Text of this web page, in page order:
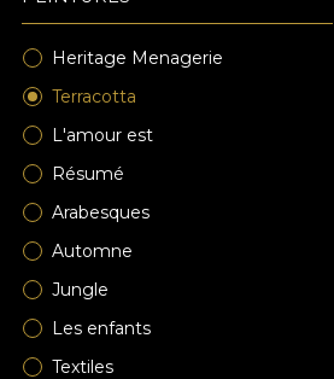
Heritage Menagerie
Terracotta
L'amour est
Résumé
Arabesques
Automne
Jungle
Les enfants
Textiles